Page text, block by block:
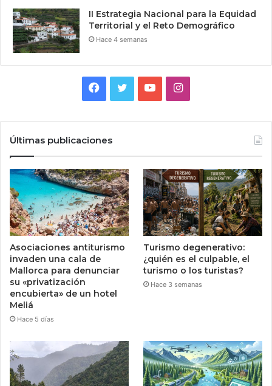
II Estrategia Nacional para la Equidad
Territorial y el Reto Demográfico
Hace 4 semanas
Facebook
TwitterYouTubeInstagram
Últimas publicaciones
Asociaciones antiturismo
invaden una cala de
Mallorca para denunciar
su «privatización
encubierta» de un hotel
Meliá
Hace 5 días
Turismo degenerativo:
¿quién es el culpable, el
turismo o los turistas?
Hace 3 semanas